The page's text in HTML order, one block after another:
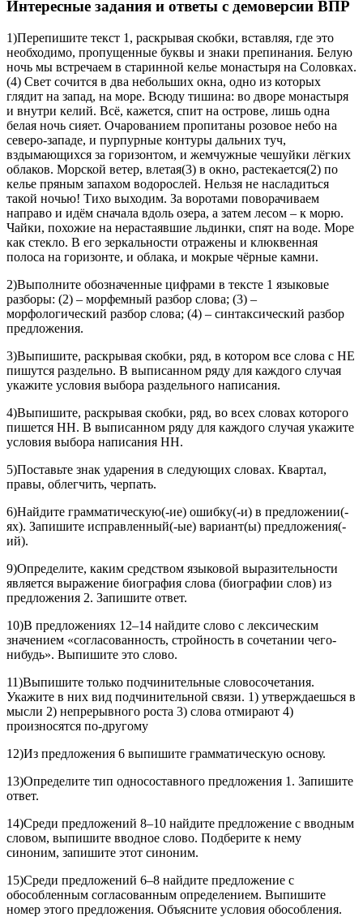
Интересные задания и ответы с демоверсии ВПР
1)Перепишите текст 1, раскрывая скобки, вставляя, где это
необходимо, пропущенные буквы и знаки препинания. Белую
ночь мы встречаем в старинной келье монастыря на Соловках.
(4) Свет сочится в два небольших окна, одно из которых
глядит на запад, на море. Всюду тишина: во дворе монастыря
и внутри келий. Всё, кажется, спит на острове, лишь одна
белая ночь сияет. Очарованием пропитаны розовое небо на
северо-западе, и пурпурные контуры дальних туч,
вздымающихся за горизонтом, и жемчужные чешуйки лёгких
облаков. Морской ветер, влетая(3) в окно, растекается(2) по
келье пряным запахом водорослей. Нельзя не насладиться
такой ночью! Тихо выходим. За воротами поворачиваем
направо и идём сначала вдоль озера, а затем лесом – к морю.
Чайки, похожие на нерастаявшие льдинки, спят на воде. Море
как стекло. В его зеркальности отражены и клюквенная
полоса на горизонте, и облака, и мокрые чёрные камни.
2)Выполните обозначенные цифрами в тексте 1 языковые
разборы: (2) – морфемный разбор слова; (3) –
морфологический разбор слова; (4) – синтаксический разбор
предложения.
3)Выпишите, раскрывая скобки, ряд, в котором все слова с НЕ
пишутся раздельно. В выписанном ряду для каждого случая
укажите условия выбора раздельного написания.
4)Выпишите, раскрывая скобки, ряд, во всех словах которого
пишется НН. В выписанном ряду для каждого случая укажите
условия выбора написания НН.
5)Поставьте знак ударения в следующих словах. Квартал,
правы, облегчить, черпать.
6)Найдите грамматическую(-ие) ошибку(-и) в предложении(-
ях). Запишите исправленный(-ые) вариант(ы) предложения(-
ий).
9)Определите, каким средством языковой выразительности
является выражение биография слова (биографии слов) из
предложения 2. Запишите ответ.
10)В предложениях 12–14 найдите слово с лексическим
значением «согласованность, стройность в сочетании чего-
нибудь». Выпишите это слово.
11)Выпишите только подчинительные словосочетания.
Укажите в них вид подчинительной связи. 1) утверждаешься в
мысли 2) непрерывного роста 3) слова отмирают 4)
произносятся по-другому
12)Из предложения 6 выпишите грамматическую основу.
13)Определите тип односоставного предложения 1. Запишите
ответ.
14)Среди предложений 8–10 найдите предложение с вводным
словом, выпишите вводное слово. Подберите к нему
синоним, запишите этот синоним.
15)Среди предложений 6–8 найдите предложение с
обособленным согласованным определением. Выпишите
номер этого предложения. Объясните условия обособления.